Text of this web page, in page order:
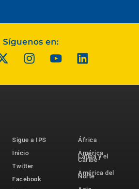
Síguenos en:
Sigue a IPS
Inicio
Twitter
Facebook
África
América
Latina y el
Caribe
América del
Norte